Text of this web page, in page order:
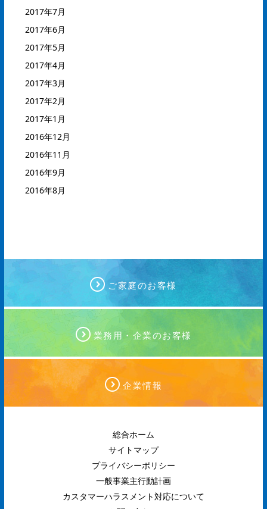
2017年7月
2017年6月
2017年5月
2017年4月
2017年3月
2017年2月
2017年1月
2016年12月
2016年11月
2016年9月
2016年8月
ご家庭のお客様
業務用・企業のお客様
企業情報
総合ホーム
サイトマップ
プライバシーポリシー
一般事業主行動計画
カスタマーハラスメント対応について